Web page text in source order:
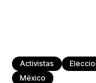
Activistas
México